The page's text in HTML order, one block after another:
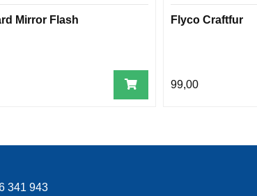
Mirror Flash Flyco Craftfur
99,00
341 943